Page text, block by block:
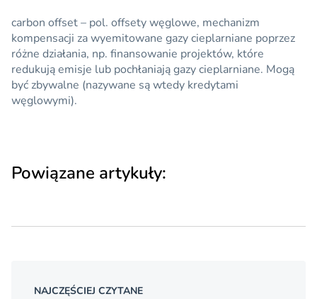
carbon offset– pol. offsety węglowe, mechanizm
kompensacji za wyemitowane gazy cieplarniane poprzez
różne działania, np. finansowanie projektów, które
redukują emisje lub pochłaniają gazy cieplarniane. Mogą
być zbywalne (nazywane są wtedy kredytami
węglowymi).
Powiązane artykuły:
NAJCZĘŚCIEJ CZYTANE